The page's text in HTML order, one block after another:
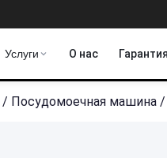
Услуги О нас Гарантия
/ Посудомоечная машина /